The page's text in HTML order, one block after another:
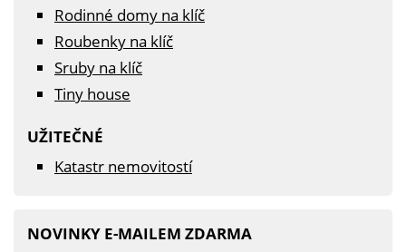
Rodinné domy na klíč
Roubenky na klíč
Sruby na klíč
Tiny house
UŽITEČNÉ
Katastr nemovitostí
NOVINKY E-MAILEM ZDARMA